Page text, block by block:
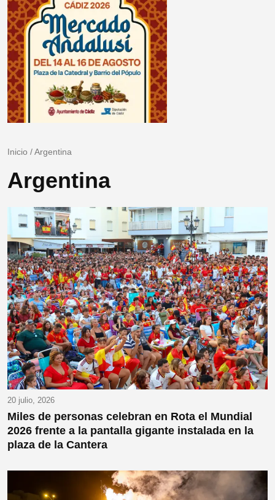
Inicio /Argentina
Argentina
20 julio, 2026
Miles de personas celebran en Rota el Mundial
2026 frente a la pantalla gigante instalada en la
plaza de la Cantera